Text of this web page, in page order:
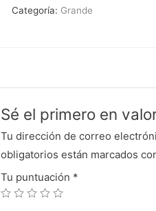
Categoría: Grande
Sé el primero en
Tu dirección de correo
obligatorios están marcados
Tu puntuación *